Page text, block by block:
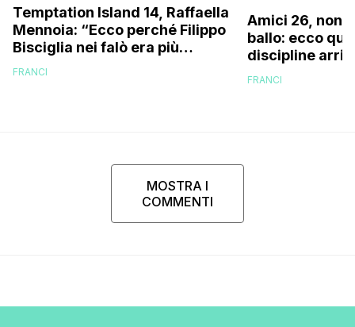
Temptation Island 14, Raffaella
Mennoia: “Ecco perché Filippo
Bisciglia nei falò era più
coinvolto del solito”
FRANCI
Amici 26, non
ballo: ecco
discipline
scuola!
FRANCI
MOSTRA I
COMMENTI